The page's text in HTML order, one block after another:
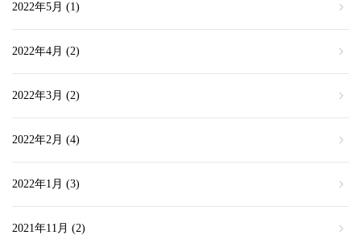
2022年5月 (1)
2022年4月 (2)
2022年3月 (2)
2022年2月 (4)
2022年1月 (3)
2021年11月 (2)